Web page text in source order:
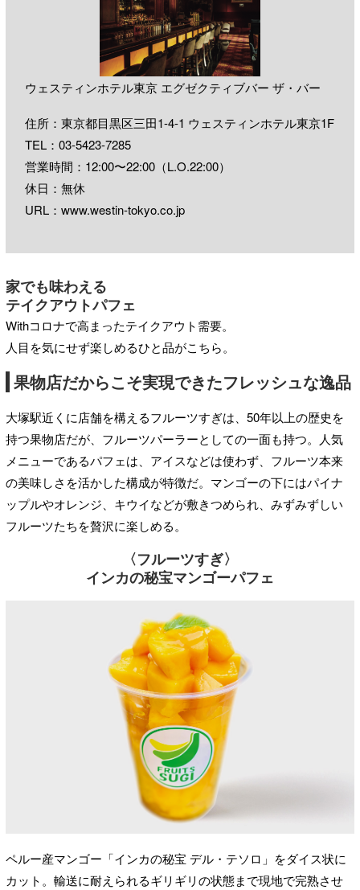
ウェスティンホテル東京 エグゼクティブバー ザ・バー
住所：東京都目黒区三田1-4-1 ウェスティンホテル東京1F
TEL： 03-5423-7285
営業時間：12:00〜22:00（L.O.22:00）
休日：無休
URL： www.westin-tokyo.co.jp
家でも味わえる
テイクアウトパフェ
Withコロナで高まったテイクアウト需要。
人目を気にせず楽しめるひと品がこちら。
果物店だからこそ実現できたフレッシュな逸品
大塚駅近くに店舗を構えるフルーツすぎは、50年以上の歴史を
持つ果物店だが、フルーツパーラーとしての一面も持つ。人気
メニューであるパフェは、アイスなどは使わず、フルーツ本来
の美味しさを活かした構成が特徴だ。マンゴーの下にはパイナ
ップルやオレンジ、キウイなどが敷きつめられ、みずみずしい
フルーツたちを贅沢に楽しめる。
〈フルーツすぎ〉
インカの秘宝マンゴーパフェ
ペルー産マンゴー「インカの秘宝 デル・テソロ」をダイス状に
カット。輸送に耐えられるギリギリの状態まで現地で完熟させ